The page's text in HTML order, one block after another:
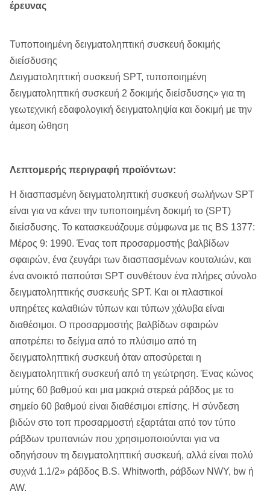
έρευνας
Τυποποιημένη δειγματοληπτική συσκευή δοκιμής
διείσδυσης
Δειγματοληπτική συσκευή SPT, τυποποιημένη
δειγματοληπτική συσκευή 2 δοκιμής διείσδυσης» για τη
γεωτεχνική εδαφολογική δειγματοληψία και δοκιμή με την
άμεση ώθηση
Λεπτομερής περιγραφή προϊόντων:
Η διασπασμένη δειγματοληπτική συσκευή σωλήνων SPT
είναι για να κάνει την τυποποιημένη δοκιμή το (SPT)
διείσδυσης. Το κατασκευάζουμε σύμφωνα με τις BS 1377:
Μέρος 9: 1990. Ένας τοπ προσαρμοστής βαλβίδων
σφαιρών, ένα ζευγάρι των διασπασμένων κουταλιών, και
ένα ανοικτό παπούτσι SPT συνθέτουν ένα πλήρες σύνολο
δειγματοληπτικής συσκευής SPT. Και οι πλαστικοί
υπηρέτες καλαθιών τύπων και τύπων χάλυβα είναι
διαθέσιμοι. Ο προσαρμοστής βαλβίδων σφαιρών
αποτρέπει το δείγμα από το πλύσιμο από τη
δειγματοληπτική συσκευή όταν αποσύρεται η
δειγματοληπτική συσκευή από τη γεώτρηση. Ένας κώνος
μύτης 60 βαθμού και μια μακριά στερεά ράβδος με το
σημείο 60 βαθμού είναι διαθέσιμοι επίσης. Η σύνδεση
βιδών στο τοπ προσαρμοστή εξαρτάται από τον τύπο
ράβδων τρυπανιών που χρησιμοποιούνται για να
οδηγήσουν τη δειγματοληπτική συσκευή, αλλά είναι πολύ
συχνά 1.1/2» ράβδος B.S. Whitworth, ράβδων NWY, bw ή
AW.